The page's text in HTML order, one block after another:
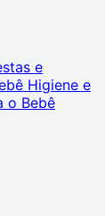
e
Higiene e
o Bebê